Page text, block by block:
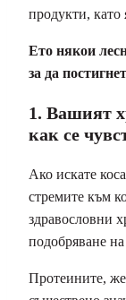
продукти, като
Ето някои
за да
1. Вашият
как се
Ако искате
стремите към
здравословни
подобряване на
Протеините,